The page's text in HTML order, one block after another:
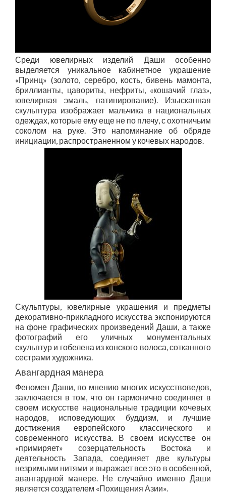
Среди ювелирных изделий Даши особенно
выделяется уникальное кабинетное украшение
«Принц» (золото, серебро, кость, бивень мамонта,
бриллианты, цавориты, нефриты, «кошачий глаз»,
ювелирная эмаль, патинирование). Изысканная
скульптура изображает мальчика в национальных
одеждах, которые ему еще не по плечу, с охотничьим
соколом на руке. Это напоминание об обряде
инициации, распространенном у кочевых народов.
Скульптуры, ювелирные украшения и предметы
декоративно-прикладного искусства экспонируются
на фоне графических произведений Даши, а также
фотографий его уличных монументальных
скульптур и гобелена из конского волоса, сотканного
сестрами художника.
Авангардная манера
Феномен Даши, по мнению многих искусствоведов,
заключается в том, что он гармонично соединяет в
своем искусстве национальные традиции кочевых
народов, исповедующих буддизм, и лучшие
достижения европейского классического и
современного искусства. В своем искусстве он
«примиряет» созерцательность Востока и
деятельность Запада, соединяет две культуры
незримыми нитями и выражает все это в особенной,
авангардной манере. Не случайно именно Даши
является создателем «Похищения Азии».